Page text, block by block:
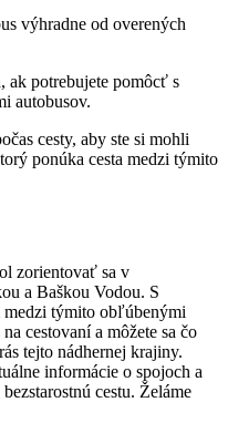
výhradne od overených
ak potrebujete pomôcť s
autobusov.
cesty, aby ste si mohli
ponúka cesta medzi týmito
zorientovať sa v
a Baškou Vodou. S
medzi týmito obľúbenými
cestovaní a môžete sa čo
tejto nádhernej krajiny.
informácie o spojoch a
cestu. Želáme